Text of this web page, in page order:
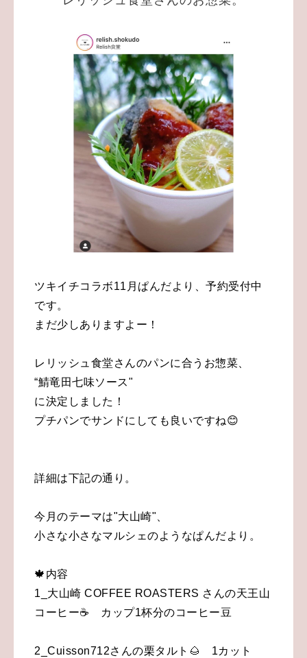
ツキイチコラボ11月ぱんだより、予約受付中
です。
まだ少しありますよー！
レリッシュ食堂さんのパンに合うお惣菜、
“鯖竜田七味ソース"
に決定しました！
プチパンでサンドにしても良いですね😊
詳細は下記の通り。
今月のテーマは"大山崎"、
小さな小さなマルシェのようなぱんだより。
🍁内容
1_大山崎 COFFEE ROASTERS さんの天王山
コーヒー☕️ カップ1杯分のコーヒー豆
2_Cuisson712さんの栗タルト🌰 1カット